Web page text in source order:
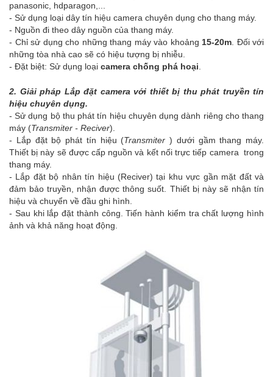
panasonic, hdparagon,...
- Sử dụng loại dây tín hiệu camera chuyên dụng cho thang máy.
- Nguồn đi theo dây nguồn của thang máy.
- Chỉ sử dụng cho những thang máy vào khoảng 15-20m . Đối với
những tòa nhà cao sẽ có hiệu tượng bị nhiễu.
- Đặt biệt: Sử dụng loại camera chống phá hoại
2. Giải pháp Lắp đặt camera với thiết bị thu phát truyền tín
hiệu chuyên dụng.
- Sử dụng bộ thu phát tín hiệu chuyên dụng dành riêng cho thang
máy (Transmiter - Reciver).
- Lắp đặt bộ phát tín hiệu (Transmiter ) dưới gầm thang máy.
Thiết bị này sẽ được cấp nguồn và kết nối trực tiếp camera trong
thang máy.
- Lắp đặt bộ nhân tín hiệu (Reciver) tại khu vực gần mặt đất và
đảm bảo truyền, nhận được thông suốt. Thiết bị này sẽ nhận tín
hiệu và chuyển về đầu ghi hình.
- Sau khi lắp đặt thành công. Tiến hành kiểm tra chất lượng hình
ảnh và khả năng hoạt động.